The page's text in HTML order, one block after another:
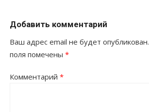
Добавить комментарий
Ваш адрес email не будет опубликован.
поля помечены *
Комментарий *